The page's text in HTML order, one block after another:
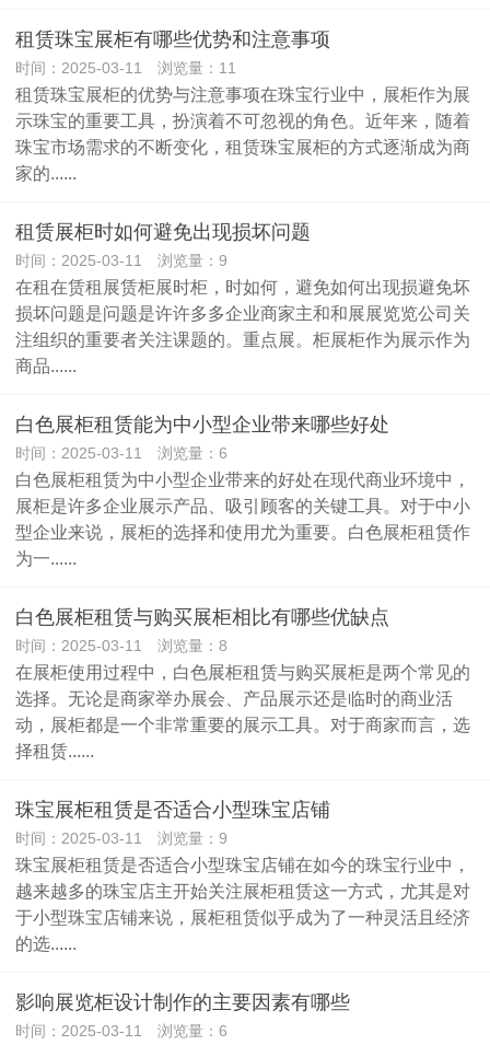
租赁珠宝展柜有哪些优势和注意事项
时间：2025-03-11 浏览量：11
租赁珠宝展柜的优势与注意事项在珠宝行业中，展柜作为展
示珠宝的重要工具，扮演着不可忽视的角色。近年来，随着
珠宝市场需求的不断变化，租赁珠宝展柜的方式逐渐成为商
家的......
租赁展柜时如何避免出现损坏问题
时间：2025-03-11 浏览量：9
在租在赁租展赁柜展时柜，时如何，避免如何出现损避免坏
损坏问题是问题是许许多多企业商家主和和展展览览公司关
注组织的重要者关注课题的。重点展。柜展柜作为展示作为
商品......
白色展柜租赁能为中小型企业带来哪些好处
时间：2025-03-11 浏览量：6
白色展柜租赁为中小型企业带来的好处在现代商业环境中，
展柜是许多企业展示产品、吸引顾客的关键工具。对于中小
型企业来说，展柜的选择和使用尤为重要。白色展柜租赁作
为一......
白色展柜租赁与购买展柜相比有哪些优缺点
时间：2025-03-11 浏览量：8
在展柜使用过程中，白色展柜租赁与购买展柜是两个常见的
选择。无论是商家举办展会、产品展示还是临时的商业活
动，展柜都是一个非常重要的展示工具。对于商家而言，选
择租赁......
珠宝展柜租赁是否适合小型珠宝店铺
时间：2025-03-11 浏览量：9
珠宝展柜租赁是否适合小型珠宝店铺在如今的珠宝行业中，
越来越多的珠宝店主开始关注展柜租赁这一方式，尤其是对
于小型珠宝店铺来说，展柜租赁似乎成为了一种灵活且经济
的选......
影响展览柜设计制作的主要因素有哪些
时间：2025-03-11 浏览量：6